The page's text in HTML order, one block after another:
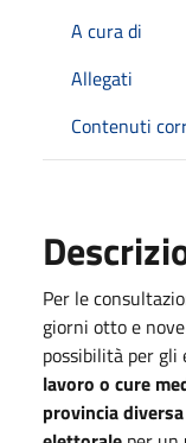
A cura di
Allegati
Contenuti
Per le
giorni otto e
possibilità per
lavoro o cure
provincia